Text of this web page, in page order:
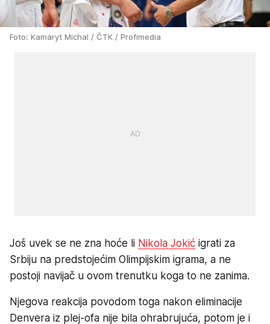
Foto: Kamaryt Michal / ČTK / Profimedia
Još uvek se ne zna hoće li Nikola Jokić igrati za
Srbiju na predstojećim Olimpijskim igrama, a ne
postoji navijač u ovom trenutku koga to ne zanima.
Njegova reakcija povodom toga nakon eliminacije
Denvera iz plej-ofa nije bila ohrabrujuća, potom je i